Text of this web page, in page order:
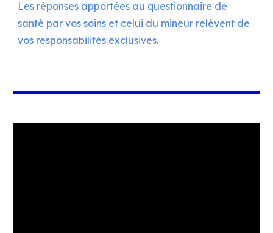
Les réponses apportées au questionnaire de
santé par vos soins et celui du mineur relèvent de
vos responsabilités exclusives.